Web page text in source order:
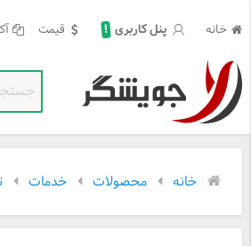
خانه پنل کاربری ! قیمت
خانه محصولات خدمات